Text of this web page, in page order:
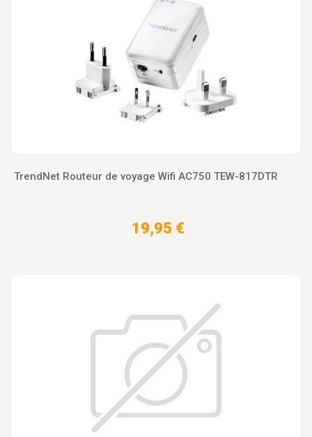
TrendNet Routeur de voyage Wifi AC750 TEW-817DTR
19,95 €